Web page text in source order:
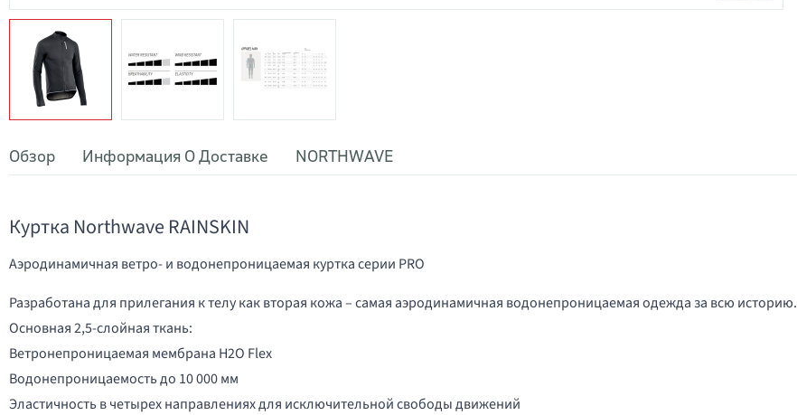
Обзор Информация О Доставке NORTHWAVE
Куртка Northwave RAINSKIN
Аэродинамичная ветро- и водонепроницаемая куртка серии PRO
Разработана для прилегания к телу как вторая кожа – самая аэродинамичная водонепроницаемая одежда за всю историю.
Основная 2,5-слойная ткань:
Ветронепроницаемая мембрана H2O Flex
Водонепроницаемость до 10 000 мм
Эластичность в четырех направлениях для исключительной свободы движений